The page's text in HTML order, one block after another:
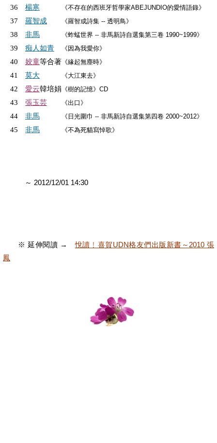
36 楊寒 《不存在的西班牙哲學家ABEJUNDIO的愛情語錄》
37 羅智成 《羅智成詩集 -- 透明鳥》
38 非馬 《蚱蜢世界 -- 非馬新詩自選集第三卷 1990~1999》
39 痴人如青 《因為我愛你》
40 姣童等合著 《緣起無塵時》
41 莫大 《大江東去》
42 愛云韓培娟 《樹的記憶》CD
43 張玉芸 《出口》
44 非馬 《日光圍巾 -- 非馬新詩自選集第四卷 2000~2012》
45 非馬 《不為死貓寫悼歌》
～ 2012/12/01 14:30
※ 延伸閱讀 →悅讀﹗喜賀UDN格友們出版新書～2010 張
鳳